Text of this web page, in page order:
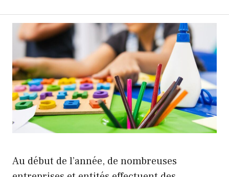
Au début de l’année, de nombreuses